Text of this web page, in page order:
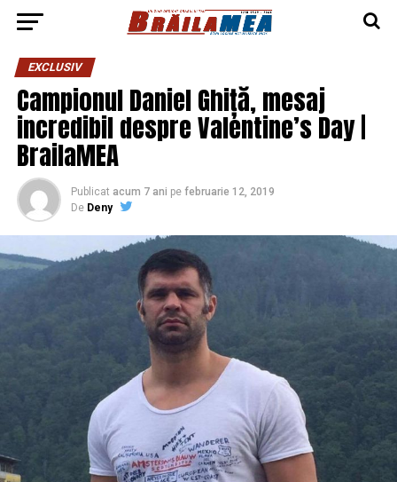
EXCLUSIV
Campionul Daniel Ghiță, mesaj
incredibil despre Valentine’s Day |
BrailaMEA
Publicat acum 7 ani pe februarie 12, 2019
De Deny